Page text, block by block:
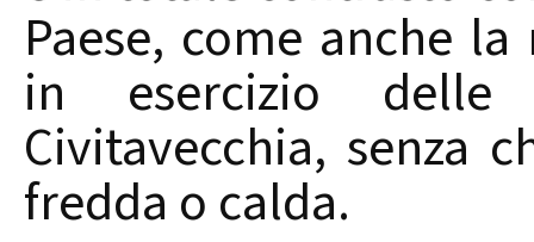
Paese, come anche
in esercizio
Civitavecchia, senza
fredda o calda.